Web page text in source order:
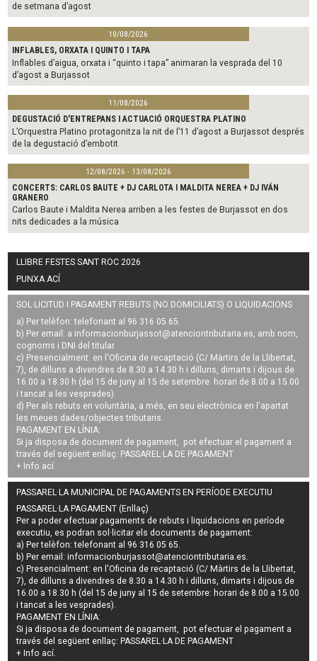
de setmana d’agost
10/08/2026
INFLABLES, ORXATA I QUINTO I TAPA
Inflables d’aigua, orxata i “quinto i tapa” animaran la vesprada del 10
d’agost a Burjassot
11/08/2026
DEGUSTACIÓ D'ENTREPANS I ACTUACIÓ ORQUESTRA PLATINO
L’Orquestra Platino protagonitza la nit de l’11 d’agost a Burjassot després
de la degustació d’embotit
12/08/2026 - 13/08/2026
CONCERTS: CARLOS BAUTE + DJ CARLOTA I MALDITA NEREA + DJ IVÁN
GRANERO
Carlos Baute i Maldita Nerea arriben a les festes de Burjassot en dos
nits dedicades a la música
LLIBRE FESTES SANT ROC 2026
PUNXA ACÍ
SOL·LICITUD I PAGAMENT REBUTS (NO DOMICILIATS) O LIQUIDACIONS
a) Per telèfon: telefonant al 96 316 05 65.
b) Per email: a informacionburjassot@atenciontributaria.es, amb nom,
cognoms i DNI del titular.
c) Presencialment: en l'Oficina de recaptació (C/ Màrtirs de la Llibertat,
7), de dilluns a divendres de 8.30 a 14.30 h i dilluns, dimarts i dijous de
16.00 a 18.30 h (del 15 de juny al 15 de setembre: horari de 8.00 a 15.00
i tancat a les vesprades).
d) Per als rebuts en voluntària, a més, en seu electrònica en l'apartat
les meues dades/objectes tributaris.
PAGAMENT EN LÍNIA:
Si ja disposa de document de pagament, pot efectuar el pagament a
través del següent enllaç: PASSAREL·LA DE PAGAMENT
+ Info ací.
PASSAREL·LA MUNICIPAL DE PAGAMENTS EN PERÍODE EXECUTIU
PASSAREL·LA PAGAMENT (Enllaç)
Per a poder efectuar pagaments derebuts i liquidacions en període
executiu, es podran sol·licitar els documents de pagament:
a) Per telèfon: telefonant al 96 316 05 65.
b) Per email:informacionburjassot@atenciontributaria.es.
c) Presencialment: en l'Oficina de recaptació (C/ Màrtirs de la Llibertat,
7), de dilluns a divendres de 8.30 a 14.30 h i dilluns, dimarts i dijous de
16.00 a 18.30 h (del 15 de juny al 15 de setembre: horari de 8.00 a 15.00
i tancat a les vesprades).
PAGAMENT EN LÍNIA:
Si ja disposa de document de pagament, pot efectuar el pagament a
través del següent enllaç: PASSAREL·LA DE PAGAMENT
+ Info ací.